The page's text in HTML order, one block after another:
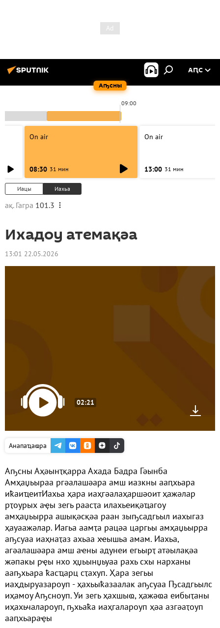
Аҧсны
АԤС
09:00
On air
08:30 31 мин
On air
13:00 31 мин
Иацы Иахьа
ақ. Гагра 101.3
Ихадоу атемақәа
13:01 22.05.2026
02:21
Анапаҵаҩра
Аҧсны Аҳәынҭқарра Ахада Бадра Гәынба
Амҳаџьыраа ргәалашәара амш иазкны ааԥхьара
иҟаиҵеитИахьа ҳара иаҳгәалаҳаршәоит ҳажәлар
рҭоурых аҿы зегь раасҭа илахьеиқәҵагоу
амҳаџьырра ашықәсқәа раан зыҧсадгьыл иахыгаз
ҳауаажәлар. Иагьа аамҭа рацәа царгьы амҳаџьырра
аҧсуаа иаҳнаҭаз ахьаа хҽышьа амам. Иахьа,
агәалашәара амш аҽны адунеи егьырҭ атәылақәа
жәпакы рҿы нхо ҳџьынџьуаа рахь схы нарханы
ааҧхьара ҟасҵарц сҭахуп. Ҳара зегьы
иаҳдыруазароуп - ҳахьыҟазаалак аҧсуаа Ҧсадгьылс
иҳамоу Аҧсноуп. Уи зегь ҳахшыҩ, ҳажәҩа еибыҭаны
иҳахьчалароуп, ҧхьаҟа иаҳгалароуп ҳәа азгәаҭоуп
ааԥхьараҿы